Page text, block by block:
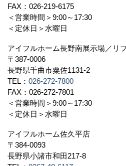
FAX：026-219-6175
＜営業時間＞9:00～17:30
＜定休日＞水曜日
アイフルホーム長野南展示場／リ
〒387-0006
長野県千曲市粟佐1131-2
TEL： 026-272-7800
FAX：026-272-7801
＜営業時間＞9:00～17:30
＜定休日＞水曜日
アイフルホーム佐久平店
〒384-0093
長野県小諸市和田217-8